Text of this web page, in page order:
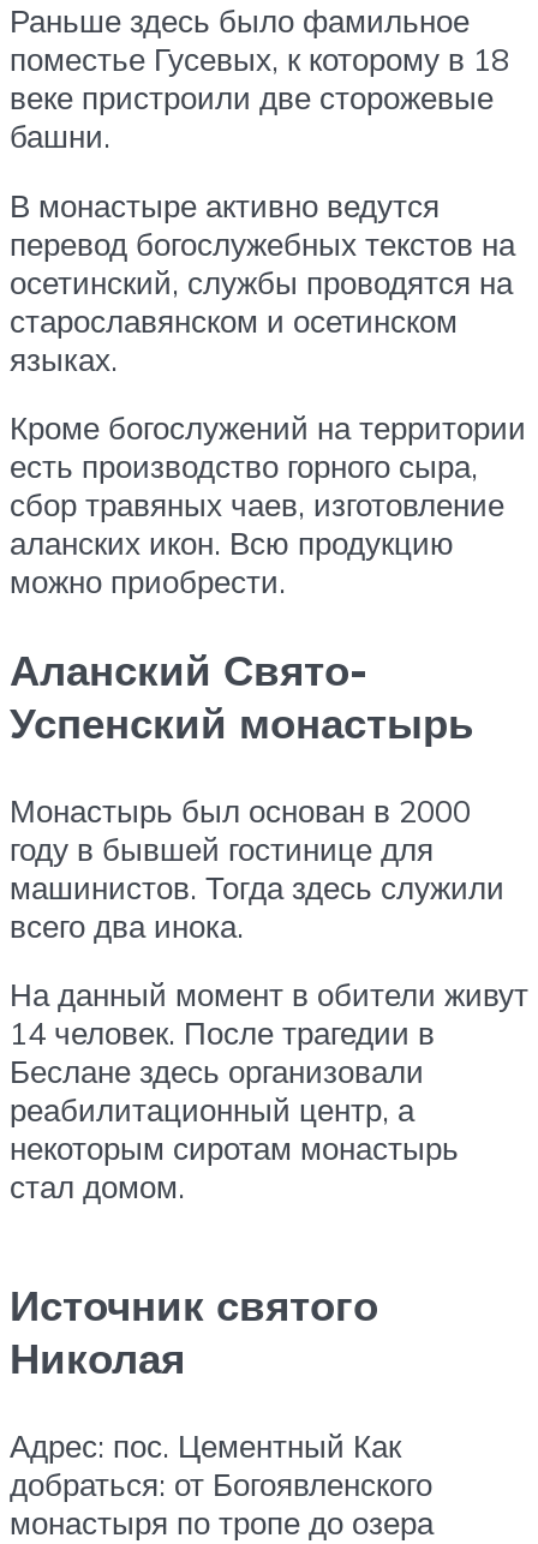
Раньше здесь было фамильное
поместье Гусевых, к которому в 18
веке пристроили две сторожевые
башни.
В монастыре активно ведутся
перевод богослужебных текстов на
осетинский, службы проводятся на
старославянском и осетинском
языках.
Кроме богослужений на территории
есть производство горного сыра,
сбор травяных чаев, изготовление
аланских икон. Всю продукцию
можно приобрести.
Аланский Свято-
Успенский монастырь
Монастырь был основан в 2000
году в бывшей гостинице для
машинистов. Тогда здесь служили
всего два инока.
На данный момент в обители живут
14 человек. После трагедии в
Беслане здесь организовали
реабилитационный центр, а
некоторым сиротам монастырь
стал домом.
Источник святого
Николая
Адрес: пос. Цементный Как
добраться: от Богоявленского
монастыря по тропе до озера